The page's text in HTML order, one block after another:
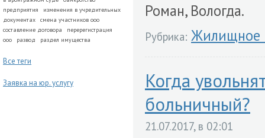
предприятия
изменения в учредительных
документах
смена участников ооо
составление договора
перерегистрация
ооо
развод раздел имущества
Все теги
Заявка на юр. услугу
Роман, Вологда.
Рубрика: Жилищное
Когда
больничный?
21.07.2017, в 02:01